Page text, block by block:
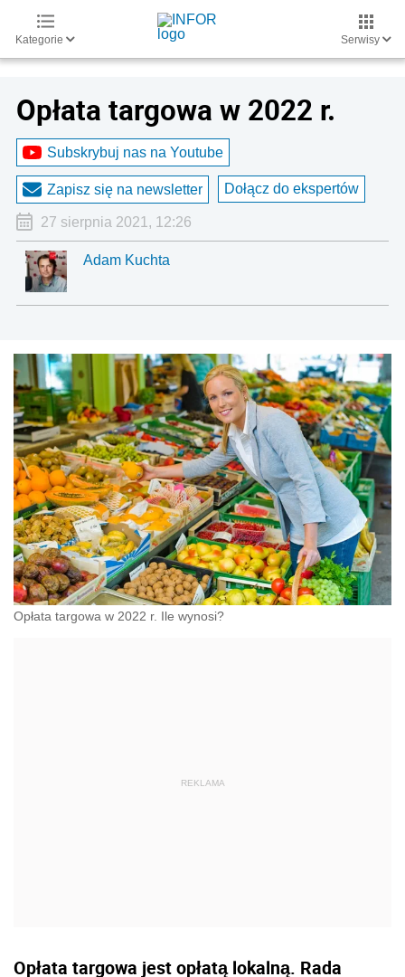
Kategorie Serwisy
Opłata targowa w 2022 r.
Subskrybuj nas na Youtube
Zapisz się na newsletter Dołącz do ekspertów
27 sierpnia 2021, 12:26
Adam Kuchta
Opłata targowa w 2022 r. Ile wynosi?
Opłata targowa jest opłatą lokalną. Rada